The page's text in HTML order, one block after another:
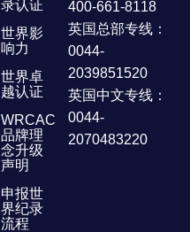
录认证
世界影
响力
世界卓
越认证
WRCAC
品牌理
念升级
声明
申报世
界纪录
流程
400-661-8118
英国总部专线：
0044-
2039851520
英国中文专线：
0044-
2070483220